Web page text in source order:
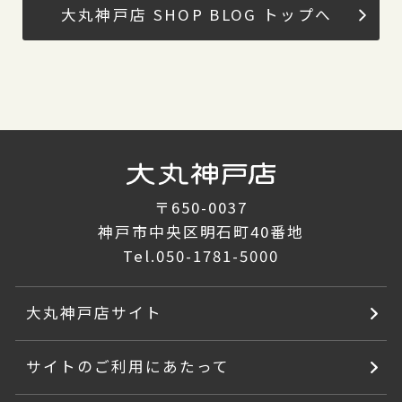
大丸神戸店 SHOP BLOG トップへ
〒650-0037
神戸市中央区明石町40番地
Tel.050-1781-5000
大丸神戸店サイト
サイトのご利用にあたって